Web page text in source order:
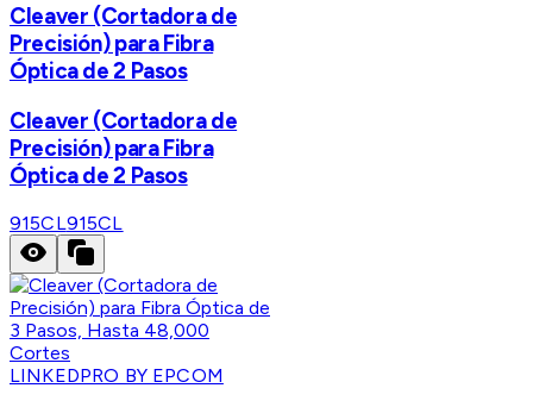
Cleaver (Cortadora de
Precisión) para Fibra
Óptica de 2 Pasos
Cleaver (Cortadora de
Precisión) para Fibra
Óptica de 2 Pasos
915CL915CL
LINKEDPRO BY EPCOM